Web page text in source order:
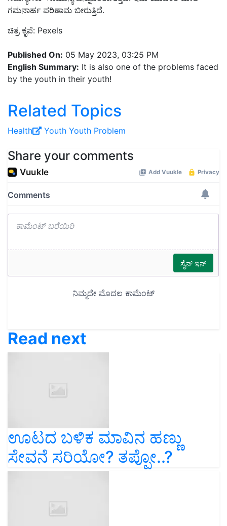
ಗಮನಾರ್ಹ ಪರಿಣಾಮ ಬೀರುತ್ತಿದೆ.
ಚಿತ್ರ ಕೃಪೆ: Pexels
Published On: 05 May 2023, 03:25 PM
English Summary: It is also one of the problems faced
by the youth in their youth!
Related Topics
Health Youth Youth Problem
Share your comments
Read next
ಊಟದ ಬಳಿಕ ಮಾವಿನ ಹಣ್ಣು
ಸೇವನೆ ಸರಿಯೋ? ತಪ್ಪೋ..?